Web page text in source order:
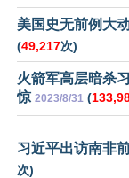
美国史无前例大
(49,217次)
火箭军高层暗杀
惊 2023/8/31 (
习近平出访南非
次)